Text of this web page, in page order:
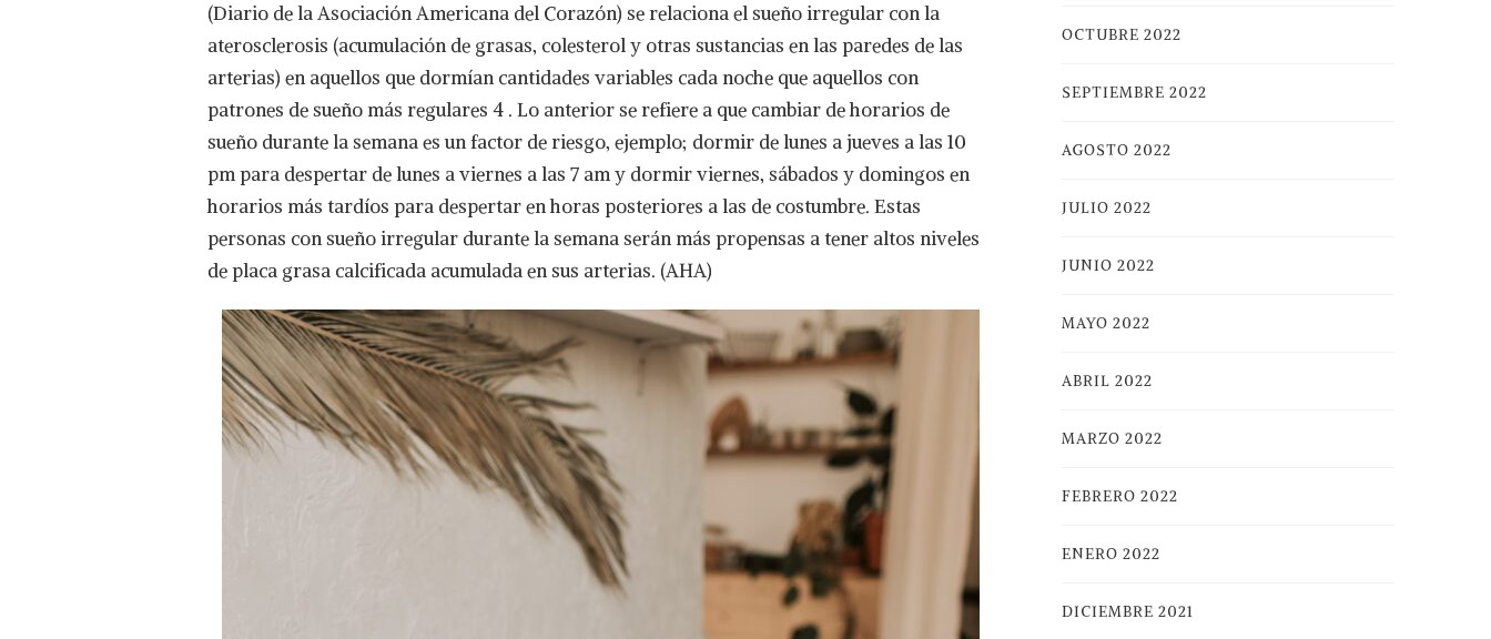
(Diario de la Asociación Americana del Corazón) se relaciona el sueño irregular con la
aterosclerosis (acumulación de grasas, colesterol y otras sustancias en las paredes de las
arterias) en aquellos que dormían cantidades variables cada noche que aquellos con
patrones de sueño más regulares 4 . Lo anterior se refiere a que cambiar de horarios de
sueño durante la semana es un factor de riesgo, ejemplo; dormir de lunes a jueves a las 10
pm para despertar de lunes a viernes a las 7 am y dormir viernes, sábados y domingos en
horarios más tardíos para despertar en horas posteriores a las de costumbre. Estas
personas con sueño irregular durante la semana serán más propensas a tener altos niveles
de placa grasa calcificada acumulada en sus arterias. (AHA)
OCTUBRE 2022
SEPTIEMBRE 2022
AGOSTO 2022
JULIO 2022
JUNIO 2022
MAYO 2022
ABRIL 2022
MARZO 2022
FEBRERO 2022
ENERO 2022
DICIEMBRE 2021